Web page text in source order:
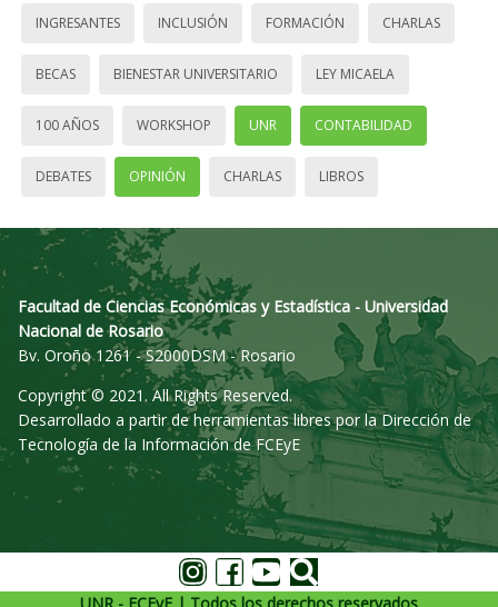
INGRESANTES INCLUSIÓN FORMACIÓN CHARLAS
BECAS BIENESTAR UNIVERSITARIO LEY MICAELA
100 AÑOS WORKSHOP UNR CONTABILIDAD
DEBATES OPINIÓN CHARLAS LIBROS
Facultad de Ciencias Económicas y Estadística - Universidad
Nacional de Rosario
Bv. Oroño 1261 - S2000DSM - Rosario
Copyright © 2021. All Rights Reserved.
Desarrollado a partir de herramientas libres por la Dirección de
Tecnología de la Información de FCEyE